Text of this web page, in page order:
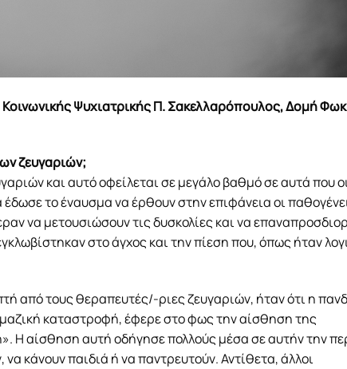
Ψυχιατρικής Π. Σακελλαρόπουλος, Δομή
ζευγαριών;
και αυτό οφείλεται σε μεγάλο βαθμό σε αυτά που
το έναυσμα να έρθουν στην επιφάνεια οι
να μετουσιώσουν τις δυσκολίες και να
στο άγχος και την πίεση που, όπως ήταν
από τους θεραπευτές/-ριες ζευγαριών, ήταν ότι η
καταστροφή, έφερε στο φως την αίσθηση της
Η αίσθηση αυτή οδήγησε πολλούς μέσα σε αυτήν την
κάνουν παιδιά ή να παντρευτούν. Αντίθετα, άλλοι